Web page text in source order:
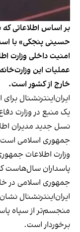
بر اساس اطلاعاتی که
حسینی پنجکی» با
امنیت داخلی وزارت
عملیات‌ این
خارج از کشور است.
ایران‌اینترنشنال
یک منبع در وزارت
نسل جدید مدیران
جمهوری اسلامی
وزارت اطلاعات
پاسداران سال‌هاست
جمهوری اسلامی در
ایران‌اینترنشنال
منجسم‌تر از سپاه
برخوردار است.